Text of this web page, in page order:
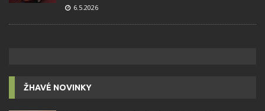
6.5.2026
ŽHAVÉ NOVINKY